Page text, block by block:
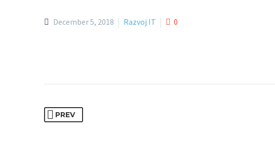
December 5, 2018 Razvoj IT 0
PREV